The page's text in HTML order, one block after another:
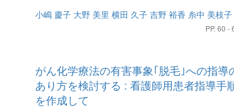
小嶋 慶子 大野 美里 横田 久子 吉野 裕香 糸中 美枝子
PP. 60 -
がん化学療法の有害事象｢脱毛｣への指導
あり方を検討する : 看護師用患者指導手
を作成して